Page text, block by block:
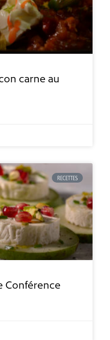
carne au
RECETTES
Conférence